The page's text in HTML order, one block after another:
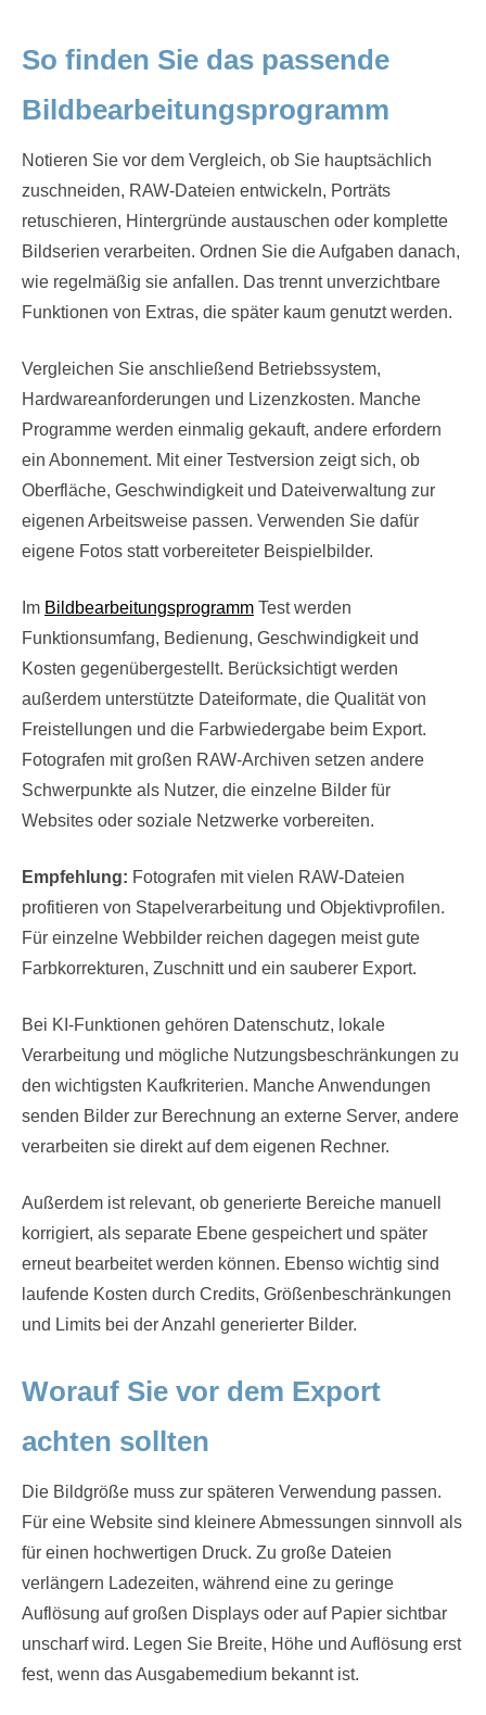
So finden Sie das passende
Bildbearbeitungsprogramm
Notieren Sie vor dem Vergleich, ob Sie hauptsächlich
zuschneiden, RAW-Dateien entwickeln, Porträts
retuschieren, Hintergründe austauschen oder komplette
Bildserien verarbeiten. Ordnen Sie die Aufgaben danach,
wie regelmäßig sie anfallen. Das trennt unverzichtbare
Funktionen von Extras, die später kaum genutzt werden.
Vergleichen Sie anschließend Betriebssystem,
Hardwareanforderungen und Lizenzkosten. Manche
Programme werden einmalig gekauft, andere erfordern
ein Abonnement. Mit einer Testversion zeigt sich, ob
Oberfläche, Geschwindigkeit und Dateiverwaltung zur
eigenen Arbeitsweise passen. Verwenden Sie dafür
eigene Fotos statt vorbereiteter Beispielbilder.
Im Bildbearbeitungsprogramm Test werden
Funktionsumfang, Bedienung, Geschwindigkeit und
Kosten gegenübergestellt. Berücksichtigt werden
außerdem unterstützte Dateiformate, die Qualität von
Freistellungen und die Farbwiedergabe beim Export.
Fotografen mit großen RAW-Archiven setzen andere
Schwerpunkte als Nutzer, die einzelne Bilder für
Websites oder soziale Netzwerke vorbereiten.
Empfehlung: Fotografen mit vielen RAW-Dateien
profitieren von Stapelverarbeitung und Objektivprofilen.
Für einzelne Webbilder reichen dagegen meist gute
Farbkorrekturen, Zuschnitt und ein sauberer Export.
Bei KI-Funktionen gehören Datenschutz, lokale
Verarbeitung und mögliche Nutzungsbeschränkungen zu
den wichtigsten Kaufkriterien. Manche Anwendungen
senden Bilder zur Berechnung an externe Server, andere
verarbeiten sie direkt auf dem eigenen Rechner.
Außerdem ist relevant, ob generierte Bereiche manuell
korrigiert, als separate Ebene gespeichert und später
erneut bearbeitet werden können. Ebenso wichtig sind
laufende Kosten durch Credits, Größenbeschränkungen
und Limits bei der Anzahl generierter Bilder.
Worauf Sie vor dem Export
achten sollten
Die Bildgröße muss zur späteren Verwendung passen.
Für eine Website sind kleinere Abmessungen sinnvoll als
für einen hochwertigen Druck. Zu große Dateien
verlängern Ladezeiten, während eine zu geringe
Auflösung auf großen Displays oder auf Papier sichtbar
unscharf wird. Legen Sie Breite, Höhe und Auflösung erst
fest, wenn das Ausgabemedium bekannt ist.